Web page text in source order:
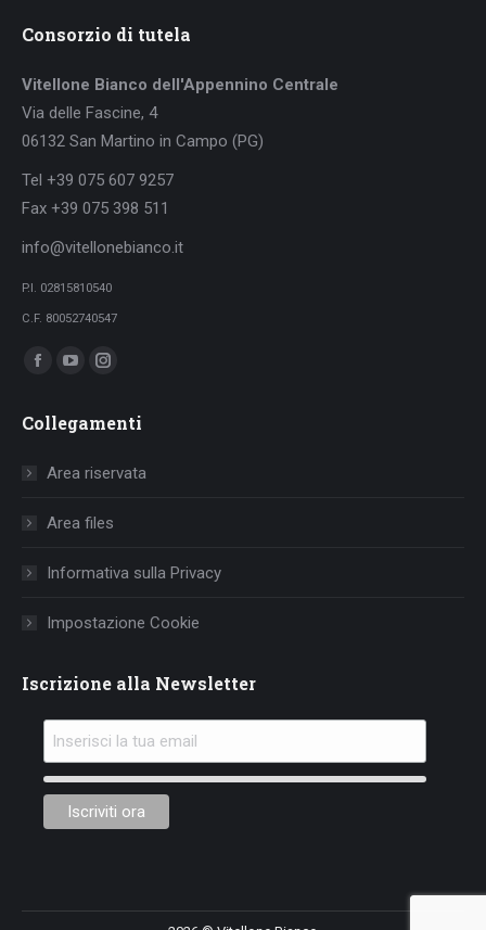
Consorzio di tutela
Vitellone Bianco dell'Appennino Centrale
Via delle Fascine, 4
06132 San Martino in Campo (PG)
Tel +39 075 607 9257
Fax +39 075 398 511
info@vitellonebianco.it
P.I. 02815810540
C.F. 80052740547
Ci puoi trovare su:
Facebook
opens
window
YouTube
opens
window
Instagram
opens
Collegamenti
Area riservata
Area files
Informativa sulla Privacy
Impostazione Cookie
Iscrizione alla Newsletter